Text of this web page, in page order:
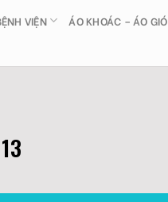
VIỆN ÁO KHOÁC – ÁO GIÓ